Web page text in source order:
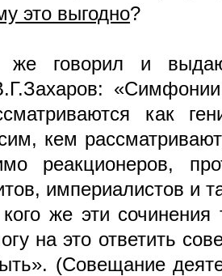
это выгодно?
говорил и
как
кем
реакционеров,
империалистов и
же эти
на это ответить
(Совещание